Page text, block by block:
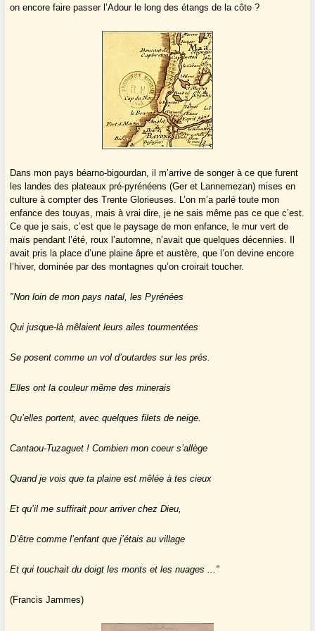
on encore faire passer l’Adour le long des étangs de la côte ?
Dans mon pays béarno-bigourdan, il m’arrive de songer à ce que furent
les landes des plateaux pré-pyrénéens (Ger et Lannemezan) mises en
culture à compter des Trente Glorieuses. L’on m’a parlé toute mon
enfance des touyas, mais à vrai dire, je ne sais même pas ce que c’est.
Ce que je sais, c’est que le paysage de mon enfance, le mur vert de
maïs pendant l’été, roux l’automne, n’avait que quelques décennies. Il
avait pris la place d’une plaine âpre et austère, que l’on devine encore
l’hiver, dominée par des montagnes qu’on croirait toucher.
"Non loin de mon pays natal, les Pyrénées
Qui jusque-là mêlaient leurs ailes tourmentées
Se posent comme un vol d’outardes sur les prés.
Elles ont la couleur même des minerais
Qu’elles portent, avec quelques filets de neige.
Cantaou-Tuzaguet ! Combien mon coeur s’allège
Quand je vois que ta plaine est mêlée à tes cieux
Et qu’il me suffirait pour arriver chez Dieu,
D’être comme l’enfant que j’étais au village
Et qui touchait du doigt les monts et les nuages ..."
(Francis Jammes)